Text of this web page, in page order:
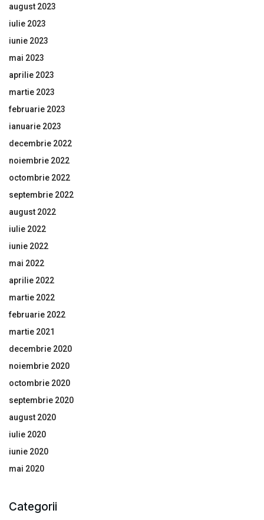
august 2023
iulie 2023
iunie 2023
mai 2023
aprilie 2023
martie 2023
februarie 2023
ianuarie 2023
decembrie 2022
noiembrie 2022
octombrie 2022
septembrie 2022
august 2022
iulie 2022
iunie 2022
mai 2022
aprilie 2022
martie 2022
februarie 2022
martie 2021
decembrie 2020
noiembrie 2020
octombrie 2020
septembrie 2020
august 2020
iulie 2020
iunie 2020
mai 2020
Categorii